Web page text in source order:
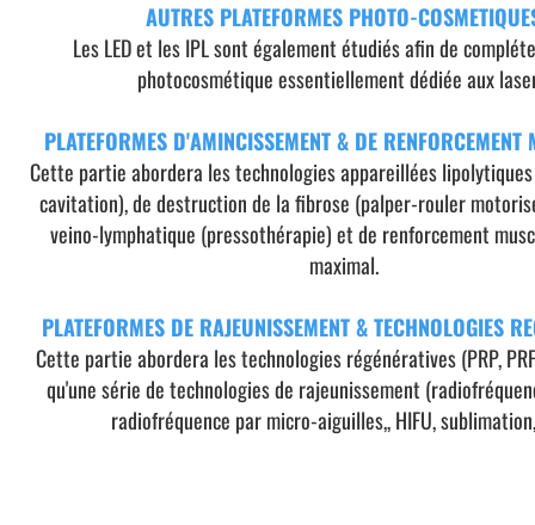
AUTRES PLATEFORMES PHOTO-
Les LED et les IPL sont également étudiés afin de
photocosmétique essentiellement dédiée aux
PLATEFORMES D'AMINCISSEMENT & DE RENFORCEMENT
Cette partie abordera les technologies appareillées
cavitation), de destruction de la fibrose (palper-rouler
veino-lymphatique (pressothérapie) et de renforcement
maximal.
PLATEFORMES DE RAJEUNISSEMENT & TECHNOLOGIES
Cette partie abordera les technologies régénératives (PRP,
qu'une série de technologies de rajeunissement
radiofréquence par micro-aiguilles,, HIFU,